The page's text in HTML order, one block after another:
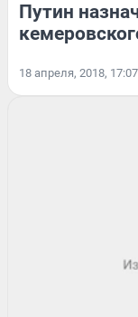
Путин
18 апреля, 2018, 17:07